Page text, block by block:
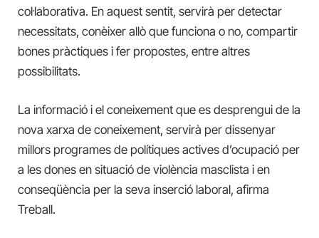
col·laborativa. En aquest sentit, servirà per detectar
necessitats, conèixer allò que funciona o no, compartir
bones pràctiques i fer propostes, entre altres
possibilitats.
La informació i el coneixement que es desprengui de la
nova xarxa de coneixement, servirà per dissenyar
millors programes de polítiques actives d’ocupació per
a les dones en situació de violència masclista i en
conseqüència per la seva inserció laboral, afirma
Treball.